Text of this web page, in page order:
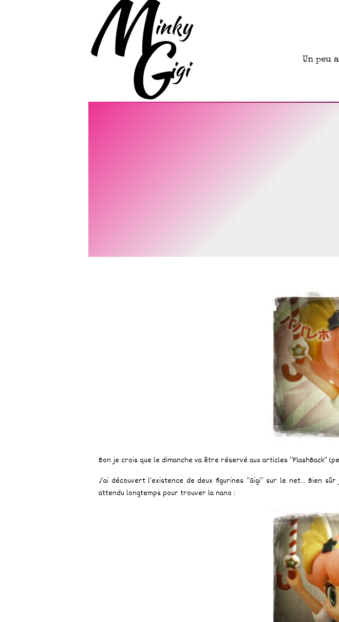
Un peu
Bon je crois que le dimanche va être réservé aux articles “FlashBack”
J’ai découvert l’existence de deux figurines “Gigi” sur le net… Bien
attendu longtemps pour trouver la nano :